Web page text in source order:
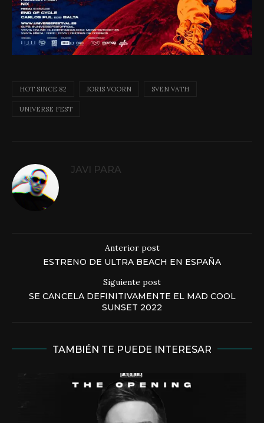
HOT SINCE 82 JORIS VOORN SVEN VATH
UNIVERSE FEST
JAVI PARA
Anterior post
ESTRENO DE ULTRA BEACH EN ESPAÑA
Siguiente post
SE CANCELA DEFINITIVAMENTE EL MAD COOL
SUNSET 2022
TAMBIÉN TE PUEDE INTERESAR